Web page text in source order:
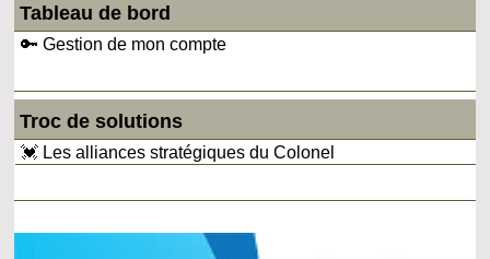
Tableau de bord
🔑 Gestion de mon compte
Troc de solutions
💓 Les alliances stratégiques du Colonel